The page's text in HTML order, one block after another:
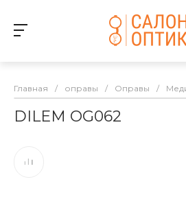
Главная / оправы / Оправы /
DILEM OG062